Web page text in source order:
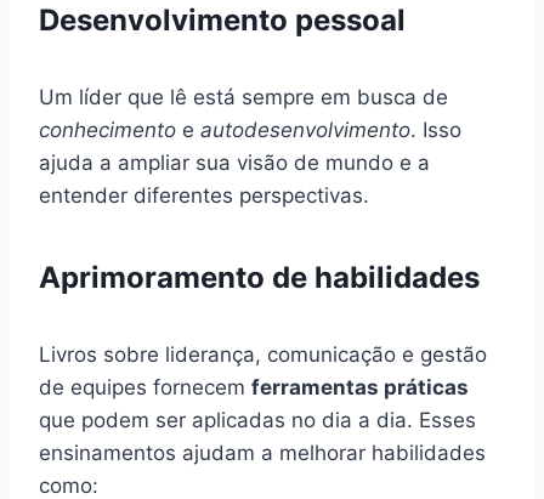
Desenvolvimento pessoal
Um líder que lê está sempre em busca de
conhecimento e autodesenvolvimento. Isso
ajuda a ampliar sua visão de mundo e a
entender diferentes perspectivas.
Aprimoramento de habilidades
Livros sobre liderança, comunicação e gestão
de equipes fornecem ferramentas práticas
que podem ser aplicadas no dia a dia. Esses
ensinamentos ajudam a melhorar habilidades
como: